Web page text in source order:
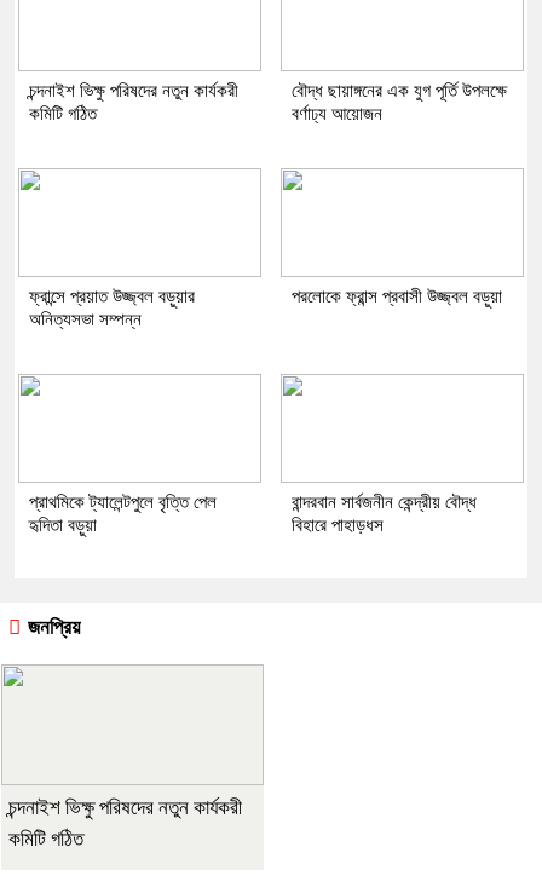
চন্দনাইশ ভিক্ষু পরিষদের নতুন কার্যকরী
কমিটি গঠিত
বৌদ্ধ ছায়াঙ্গনের এক যুগ পূর্তি উপলক্ষে
বর্ণাঢ্য আয়োজন
ফ্রান্সে প্রয়াত উজ্জ্বল বড়ুয়ার
অনিত্যসভা সম্পন্ন
পরলোকে ফ্রান্স প্রবাসী উজ্জ্বল বড়ুয়া
প্রাথমিকে ট্যালেন্টপুলে বৃত্তি পেল
হৃদিতা বড়ুয়া
বান্দরবান সার্বজনীন কেন্দ্রীয় বৌদ্ধ
বিহারে পাহাড়ধস
জনপ্রিয়
চন্দনাইশ ভিক্ষু পরিষদের নতুন কার্যকরী
কমিটি গঠিত